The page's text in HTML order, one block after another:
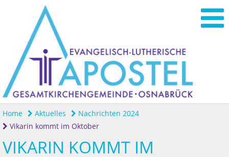
Home Aktuelles
Nachrichten 2024
Vikarin kommt im Oktober
VIKARIN KOMMT IM